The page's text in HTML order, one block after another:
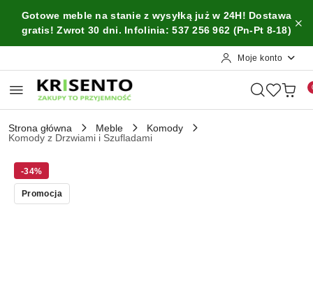
Przejdź do treści głównej
Przejdź do wyszukiwarki
Przejdź do moje konto
Przejdź do menu głównego
Przejdź do opisu produktu
Przejdź do stopki
Gotowe meble na stanie z wysyłką już w 24H! Dostawa
gratis! Zwrot 30 dni. Infolinia: 537 256 962 (Pn-Pt 8-18)
Moje konto
Strona główna Meble
Komody
Komody z Drzwiami i Szufladami
-34%
Promocja